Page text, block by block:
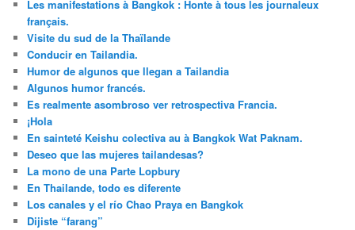
Les manifestations à Bangkok : Honte à tous les journaleux
français.
Visite du sud de la Thaïlande
Conducir en Tailandia.
Humor de algunos que llegan a Tailandia
Algunos humor francés.
Es realmente asombroso ver retrospectiva Francia.
¡Hola
En sainteté Keishu colectiva au à Bangkok Wat Paknam.
Deseo que las mujeres tailandesas?
La mono de una Parte Lopbury
En Thailande, todo es diferente
Los canales y el río Chao Praya en Bangkok
Dijiste “farang”